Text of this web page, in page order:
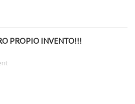
PROPIO INVENTO!!!